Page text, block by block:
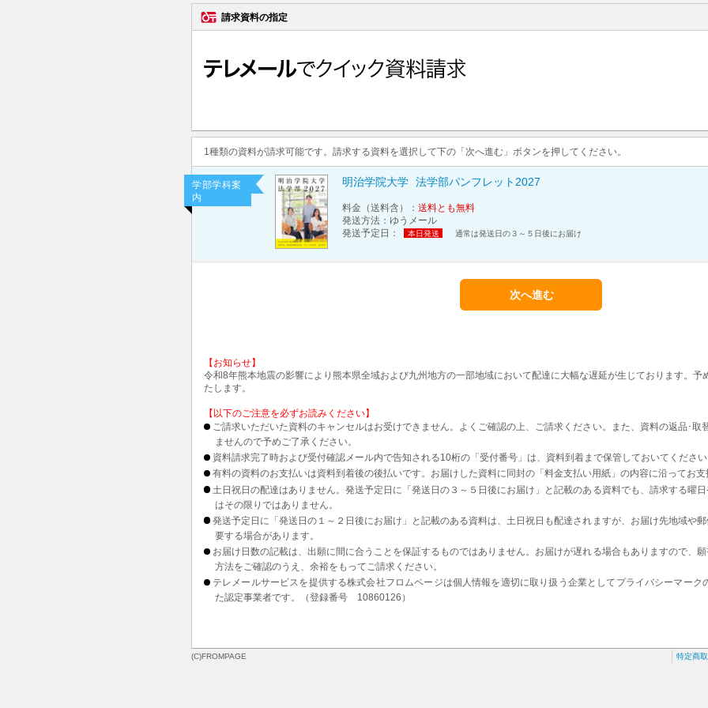
請求資料の指定
1種類の資料が請求可能です。請求する資料を選択して下の「次へ進む」ボタンを押してください。
学部学科案
内
明治学院大学 法学部パンフレット2027
料金（送料含）： 送料とも無料
発送方法： ゆうメール
発送予定日：
本日発送 通常は発送日の３～５日後にお届け
【お知らせ】
令和8年熊本地震の影響により熊本県全域および九州地方の一部地域において配達に大幅な遅延が生じております。予
たします。
【以下のご注意を必ずお読みください】
ご請求いただいた資料のキャンセルはお受けできません。よくご確認の上、ご請求ください。また、資料の返品･取
ませんので予めご了承ください。
資料請求完了時および受付確認メール内で告知される10桁の「受付番号」は、資料到着まで保管しておいてくださ
有料の資料のお支払いは資料到着後の後払いです。お届けした資料に同封の「料金支払い用紙」の内容に沿ってお
土日祝日の配達はありません。発送予定日に「発送日の３～５日後にお届け」と記載のある資料でも、請求する曜
はその限りではありません。
発送予定日に「発送日の１～２日後にお届け」と記載のある資料は、土日祝日も配達されますが、お届け先地域や
要する場合があります。
お届け日数の記載は、出願に間に合うことを保証するものではありません。お届けが遅れる場合もありますので、
方法をご確認のうえ、余裕をもってご請求ください。
テレメールサービスを提供する株式会社フロムページは個人情報を適切に取り扱う企業としてプライバシーマーク
た認定事業者です。（登録番号 10860126）
(C)FROMPAGE 特定商